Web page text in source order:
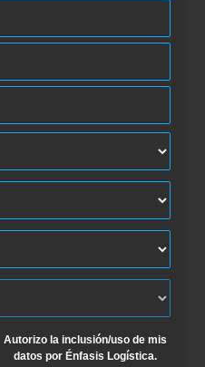
Autorizo la inclusión/uso de mis
datos por Énfasis Logística.